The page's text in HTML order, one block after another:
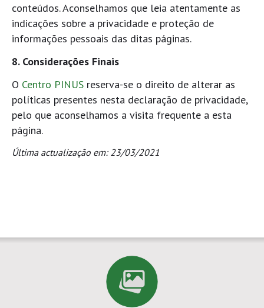
conteúdos. Aconselhamos que leia atentamente as
indicações sobre a privacidade e proteção de
informações pessoais das ditas páginas.
8. Considerações Finais
O Centro PINUS reserva-se o direito de alterar as
políticas presentes nesta declaração de privacidade,
pelo que aconselhamos a visita frequente a esta
página.
Última actualização em: 23/03/2021